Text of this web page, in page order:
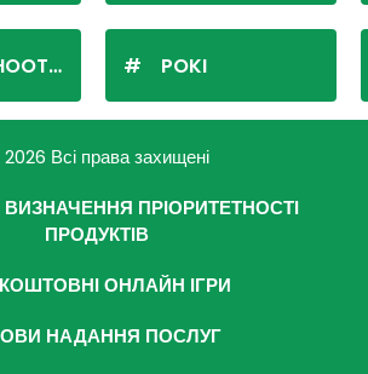
POKI
Всі права захищені
ПРІОРИТЕТНОСТІ
ПРОДУКТІВ
ОНЛАЙН ІГРИ
НАДАННЯ ПОСЛУГ